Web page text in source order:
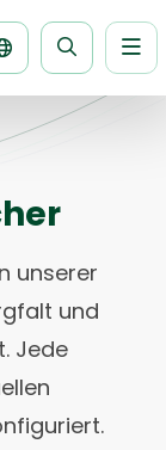
Seite
unserer
und
Jede